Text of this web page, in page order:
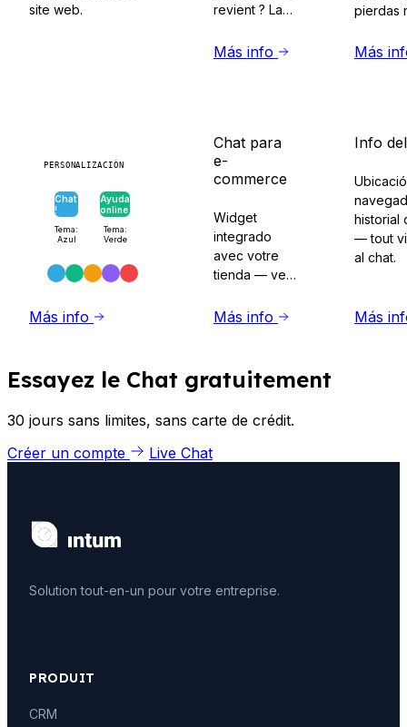
site web.
PERSONALIZACIÓN
Chat
!
Tema:
Azul
Ayuda
online
Tema:
Verde
Más info
revient ? La
attend là où il
Más info
pierdas
Más
Chat para
e-
commerce
Widget
integrado
avec votre
tienda — ve
pedidos del
Más info
Info
historial
— tout
al chat.
Más
Essayez le Chat gratuitement
30 jours sans limites, sans carte de crédit.
Créer un compte
Live Chat
Solution tout-en-un pour votre entreprise.
PRODUIT
CRM